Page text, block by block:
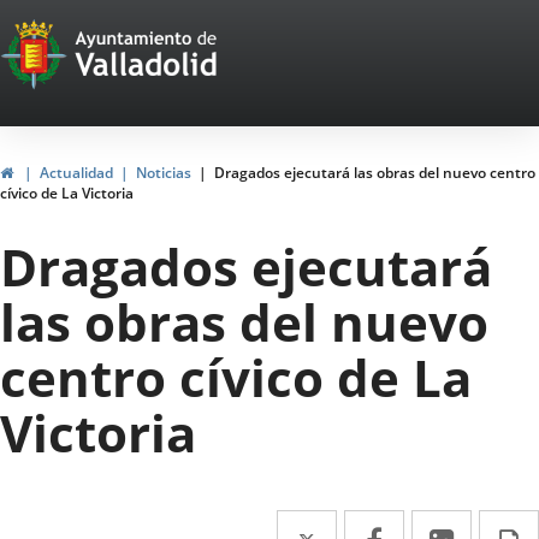
Portal
Web
del
Ayuntamiento
de
Valladolid
InicioActualidad Noticias
Dragados ejecutará las obras del nuevo centro
cívico de La Victoria
Dragados ejecutará
las obras del nuevo
centro cívico de La
Victoria
Twitter
Enlace Facebook
EnlaceEnlace